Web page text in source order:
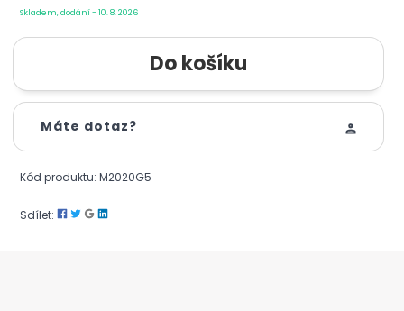
Skladem, dodání - 10. 8. 2026
Máte dotaz?
Kód produktu: M2020G5
Sdílet: